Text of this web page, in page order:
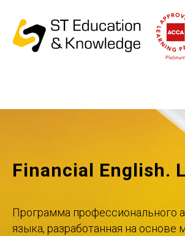
Financial English.
Программа профессионального
языка, разработанная на основе